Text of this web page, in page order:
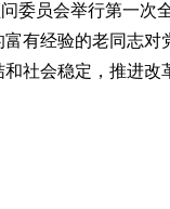
员会举行第一次全
有经验的老同志
社会稳定，推进